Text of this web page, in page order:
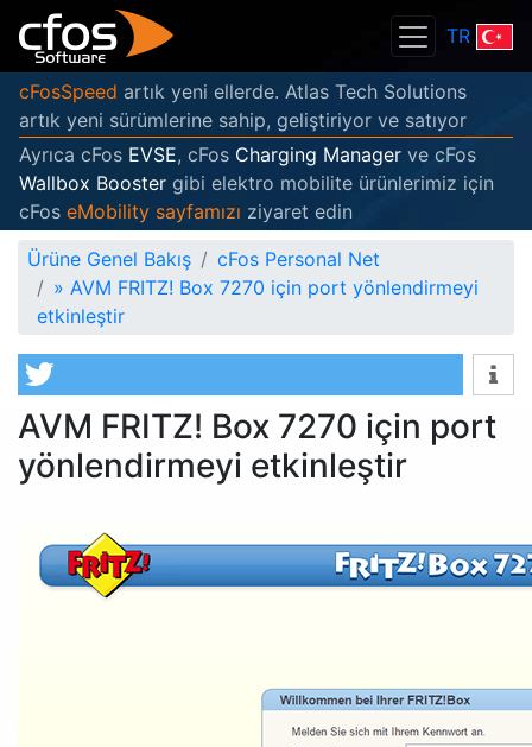
TR
cFosSpeed artık yeni ellerde. Atlas Tech Solutions
artık yeni sürümlerine sahip, geliştiriyor ve satıyor
Ayrıca cFos EVSE, cFos Charging Manager ve cFos
Wallbox Booster gibi elektro mobilite ürünlerimiz için
cFos eMobility sayfamızı ziyaret edin
Ürüne Genel Bakış
cFos Personal Net
» AVM FRITZ! Box 7270 için port yönlendirmeyi
etkinleştir
AVM FRITZ! Box 7270 için port
yönlendirmeyi etkinleştir